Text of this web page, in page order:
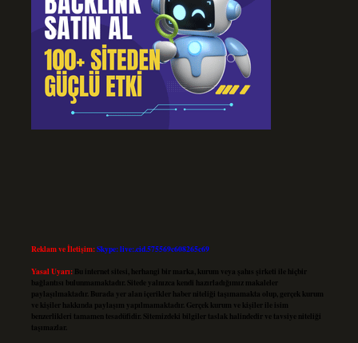
Reklam ve İletişim:Skype: live:.cid.575569c608265c69
Yasal Uyarı: Bu internet sitesi, herhangi bir marka, kurum veya şahıs şirketi ile hiçbir
bağlantısı bulunmamaktadır. Sitede yalnızca kendi hazırladığımız makaleler
paylaşılmaktadır. Burada yer alan içerikler haber niteliği taşımamakta olup, gerçek kurum
ve kişiler hakkında paylaşım yapılmamaktadır. Gerçek kurum ve kişiler ile isim
benzerlikleri tamamen tesadüfidir. Sitemizdeki bilgiler taslak halindedir ve tavsiye niteliği
taşımazlar.